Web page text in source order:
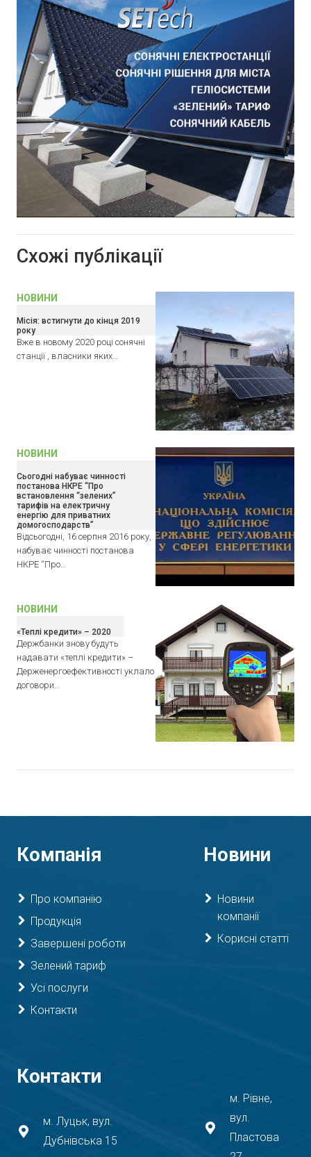
Схожі публікації
НОВИНИ
Місія: встигнути до кінця 2019
року
Вже в новому 2020 році сонячні
станції , власники яких…
НОВИНИ
Сьогодні набуває чинності
постанова НКРЕ “Про
встановлення “зелених”
тарифів на електричну
енергію для приватних
домогосподарств”
Відсьогодні, 16 серпня 2016 року,
набуває чинності постанова
НКРЕ “Про…
НОВИНИ
«Теплі кредити» – 2020
Держбанки знову будуть
надавати «теплі кредити» –
Держенергоефективності уклало
договори…
Компанія
Про компанію
Продукція
Завершені роботи
Зелений тариф
Усі послуги
Контакти
Новини
Новини
компанії
Корисні статті
Контакти
м. Луцьк, вул.
Дубнівська 15
м. Рівне,
вул.
Пластова